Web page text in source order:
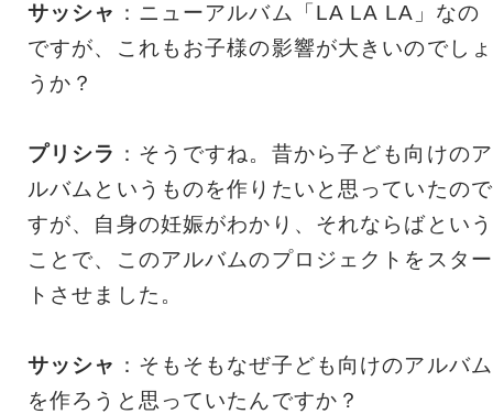
サッシャ ：ニューアルバム「LA LA LA」なの
ですが、これもお子様の影響が大きいのでしょ
うか？
プリシラ ：そうですね。昔から子ども向けのア
ルバムというものを作りたいと思っていたので
すが、自身の妊娠がわかり、それならばという
ことで、このアルバムのプロジェクトをスター
トさせました。
サッシャ ：そもそもなぜ子ども向けのアルバム
を作ろうと思っていたんですか？